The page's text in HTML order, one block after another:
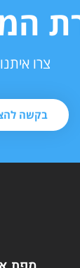
צרו
בקשה